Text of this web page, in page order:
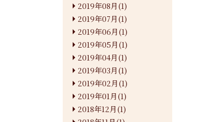
2019年08月(1)
2019年07月(1)
2019年06月(1)
2019年05月(1)
2019年04月(1)
2019年03月(1)
2019年02月(1)
2019年01月(1)
2018年12月(1)